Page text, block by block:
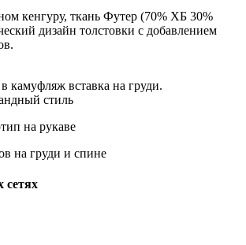
кенгуру, ткань Футер (70% ХБ 30%
дизайн толстовки с добавлением
камуфляж вставка на груди.
стиль
на рукаве
на груди и спине